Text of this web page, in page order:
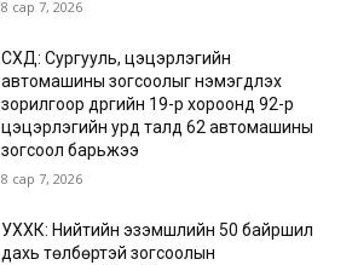
8 сар 7, 2026
СХД: Сургууль, цэцэрлэгийн
автомашины зогсоолыг нэмэгдүүлэх
зорилгоор дүүргийн 19-р хороонд 92-р
цэцэрлэгийн урд талд 62 автомашины
зогсоол барьжээ
8 сар 7, 2026
УХХК: Нийтийн эзэмшлийн 50 байршил
дахь төлбөртэй зогсоолын